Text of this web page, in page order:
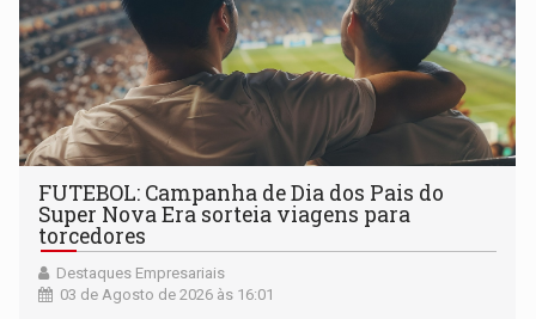
FUTEBOL: Campanha de Dia dos Pais do
Super Nova Era sorteia viagens para
torcedores
Destaques Empresariais
03 de Agosto de 2026 às 16:01